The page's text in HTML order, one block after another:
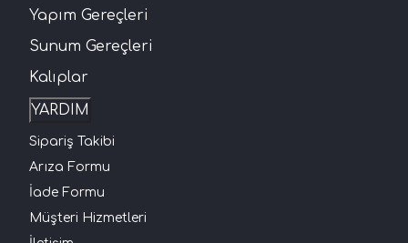
Yapım Gereçleri
Sunum Gereçleri
Kalıplar
YARDIM
Sipariş Takibi
Arıza Formu
İade Formu
Müşteri Hizmetleri